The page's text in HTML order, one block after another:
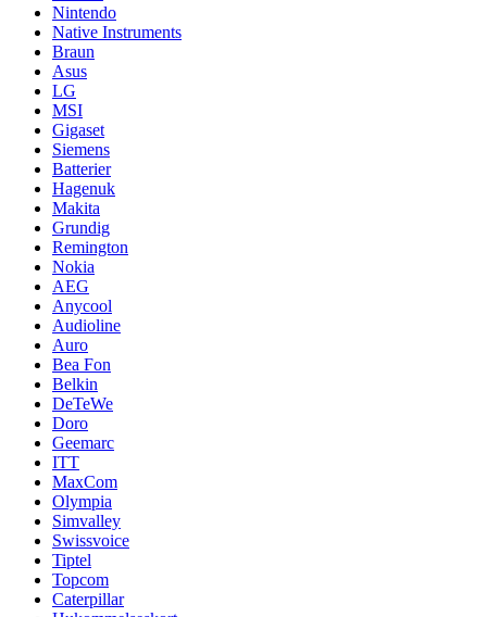
Nintendo
Native Instruments
Braun
Asus
LG
MSI
Gigaset
Siemens
Batterier
Hagenuk
Makita
Grundig
Remington
Nokia
AEG
Anycool
Audioline
Auro
Bea Fon
Belkin
DeTeWe
Doro
Geemarc
ITT
MaxCom
Olympia
Simvalley
Swissvoice
Tiptel
Topcom
Caterpillar